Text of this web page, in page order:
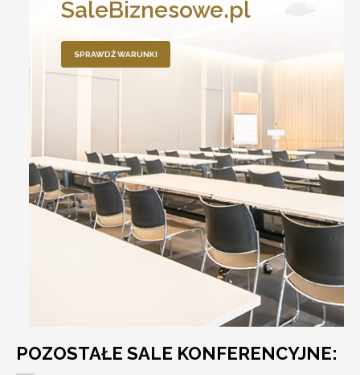
SaleBiznesowe.pl
SPRAWDŹ WARUNKI
POZOSTAŁE SALE KONFERENCYJNE: